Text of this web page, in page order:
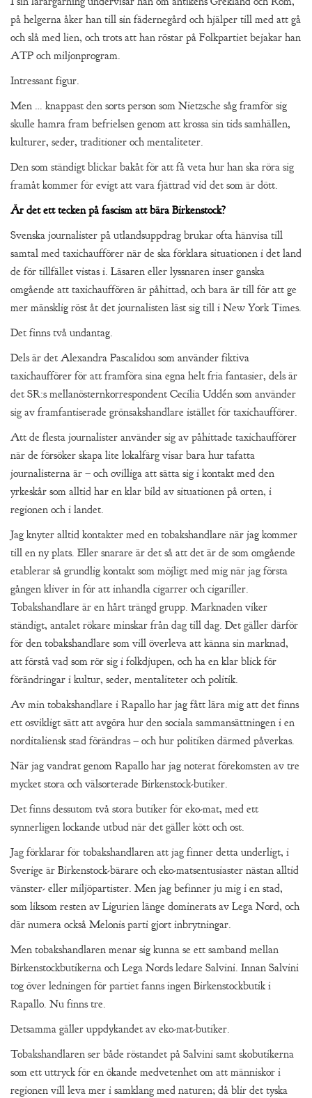
på helgerna åker han till sin fädernegård och hjälper till med att gå
och slå med lien, och trots att han röstar på Folkpartiet bejakar han
ATP och miljonprogram.
Intressant figur.
Men … knappast den sorts person som Nietzsche såg framför sig
skulle hamra fram befrielsen genom att krossa sin tids samhällen,
kulturer, seder, traditioner och mentaliteter.
Den som ständigt blickar bakåt för att få veta hur han ska röra sig
framåt kommer för evigt att vara fjättrad vid det som är dött.
Är det ett tecken på fascism att bära Birkenstock?
Svenska journalister på utlandsuppdrag brukar ofta hänvisa till
samtal med taxichaufförer när de ska förklara situationen i det land
de för tillfället vistas i. Läsaren eller lyssnaren inser ganska
omgående att taxichauffören är påhittad, och bara är till för att ge
mer mänsklig röst åt det journalisten läst sig till i New York Times.
Det finns två undantag.
Dels är det Alexandra Pascalidou som använder fiktiva
taxichaufförer för att framföra sina egna helt fria fantasier, dels är
det SR:s mellanösternkorrespondent Cecilia Uddén som använder
sig av framfantiserade grönsakshandlare istället för taxichaufförer.
Att de flesta journalister använder sig av påhittade taxichaufförer
när de försöker skapa lite lokalfärg visar bara hur tafatta
journalisterna är – och ovilliga att sätta sig i kontakt med den
yrkeskår som alltid har en klar bild av situationen på orten, i
regionen och i landet.
Jag knyter alltid kontakter med en tobakshandlare när jag kommer
till en ny plats. Eller snarare är det så att det är de som omgående
etablerar så grundlig kontakt som möjligt med mig när jag första
gången kliver in för att inhandla cigarrer och cigariller.
Tobakshandlare är en hårt trängd grupp. Marknaden viker
ständigt, antalet rökare minskar från dag till dag. Det gäller därför
för den tobakshandlare som vill överleva att känna sin marknad,
att förstå vad som rör sig i folkdjupen, och ha en klar blick för
förändringar i kultur, seder, mentaliteter och politik.
Av min tobakshandlare i Rapallo har jag fått lära mig att det finns
ett osvikligt sätt att avgöra hur den sociala sammansättningen i en
norditaliensk stad förändras – och hur politiken därmed påverkas.
När jag vandrat genom Rapallo har jag noterat förekomsten av tre
mycket stora och välsorterade Birkenstock-butiker.
Det finns dessutom två stora butiker för eko-mat, med ett
synnerligen lockande utbud när det gäller kött och ost.
Jag förklarar för tobakshandlaren att jag finner detta underligt, i
Sverige är Birkenstock-bärare och eko-matsentusiaster nästan alltid
vänster- eller miljöpartister. Men jag befinner ju mig i en stad,
som liksom resten av Ligurien länge dominerats av Lega Nord, och
där numera också Melonis parti gjort inbrytningar.
Men tobakshandlaren menar sig kunna se ett samband mellan
Birkenstockbutikerna och Lega Nords ledare Salvini. Innan Salvini
tog över ledningen för partiet fanns ingen Birkenstockbutik i
Rapallo. Nu finns tre.
Detsamma gäller uppdykandet av eko-mat-butiker.
Tobakshandlaren ser både röstandet på Salvini samt skobutikerna
som ett uttryck för en ökande medvetenhet om att människor i
regionen vill leva mer i samklang med naturen; då blir det tyska